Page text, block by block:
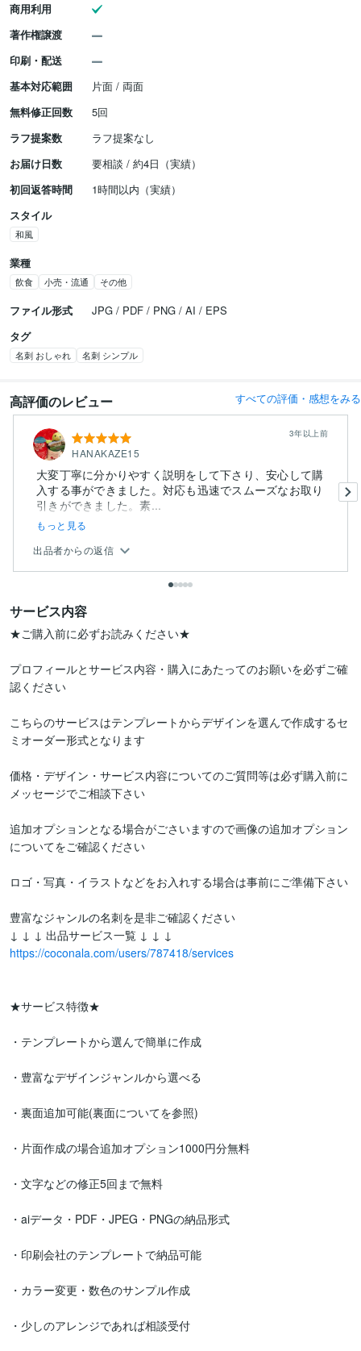
商用利用
著作権譲渡
印刷・配送
基本対応範囲
片面 / 両面
無料修正回数
5回
ラフ提案数
ラフ提案なし
お届け日数
要相談 / 約4日（実績）
初回返答時間
1時間以内（実績）
スタイル
和風
業種
飲食 小売・流通 その他
ファイル形式
JPG / PDF / PNG / AI / EPS
タグ
名刺 おしゃれ 名刺 シンプル
高評価のレビュー すべての評価・感想をみる
HANAKAZE15
3年以上前
大変丁寧に分かりやすく説明をして下さり、安心して購
入する事ができました。対応も迅速でスムーズなお取り
引きができました。素...
もっと見る
出品者からの返信
サービス内容
★ご購入前に必ずお読みください★
プロフィールとサービス内容・購入にあたってのお願いを必ずご確
認ください
こちらのサービスはテンプレートからデザインを選んで作成するセ
ミオーダー形式となります
価格・デザイン・サービス内容についてのご質問等は必ず購入前に
メッセージでご相談下さい
追加オプションとなる場合がごさいますので画像の追加オプション
についてをご確認ください
ロゴ・写真・イラストなどをお入れする場合は事前にご準備下さい
豊富なジャンルの名刺を是非ご確認ください
https://coconala.com/users/787418/services
★サービス特徴★
・テンプレートから選んで簡単に作成
・豊富なデザインジャンルから選べる
・裏面追加可能(裏面についてを参照)
・片面作成の場合追加オプション1000円分無料
・文字などの修正5回まで無料
・aiデータ・PDF・JPEG・PNGの納品形式
・印刷会社のテンプレートで納品可能
・カラー変更・数色のサンプル作成
・少しのアレンジであれば相談受付